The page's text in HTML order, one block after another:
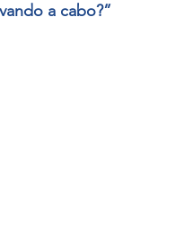
a cabo?”